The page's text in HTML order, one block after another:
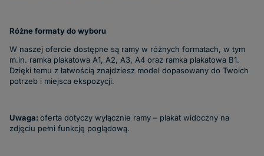
Różne formaty do wyboru
W naszej ofercie dostępne są ramy w różnych formatach, w tym
m.in. ramka plakatowa A1, A2, A3, A4 oraz ramka plakatowa B1.
Dzięki temu z łatwością znajdziesz model dopasowany do Twoich
potrzeb i miejsca ekspozycji.
Uwaga: oferta dotyczy wyłącznie ramy – plakat widoczny na
zdjęciu pełni funkcję poglądową.